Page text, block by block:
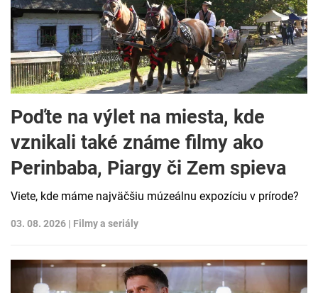
Poďte na výlet na miesta, kde
vznikali také známe filmy ako
Perinbaba, Piargy či Zem spieva
Viete, kde máme najväčšiu múzeálnu expozíciu v prírode?
03. 08. 2026 | Filmy a seriály